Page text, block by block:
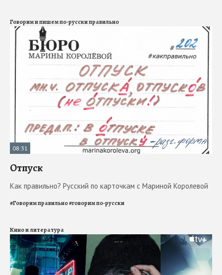
Говорим и пишем по-русски правильно
08:31
Отпуск
Как правильно? Русский по карточкам с Мариной Королевой
#Говорим правильно#говорим по-русски
Кино и литература